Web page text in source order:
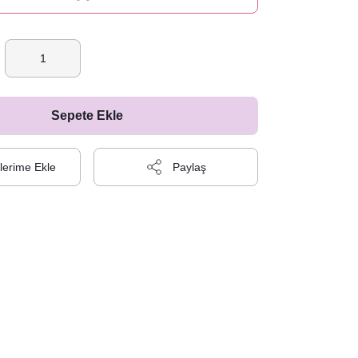
Sepete Ekle
Paylaş